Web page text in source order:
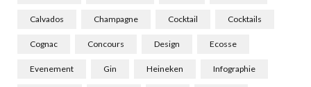
Calvados Champagne Cocktail Cocktails
Cognac Concours Design Ecosse
Evenement Gin Heineken Infographie